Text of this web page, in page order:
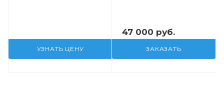
УЗНАТЬ ЦЕНУ
47 000 руб.
ЗАКАЗАТЬ